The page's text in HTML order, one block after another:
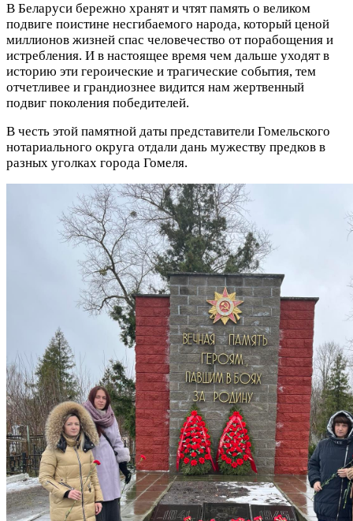
В Беларуси бережно хранят и чтят память о великом
подвиге поистине несгибаемого народа, который ценой
миллионов жизней спас человечество от порабощения и
истребления. И в настоящее время чем дальше уходят в
историю эти героические и трагические события, тем
отчетливее и грандиознее видится нам жертвенный
подвиг поколения победителей.
В честь этой памятной даты представители Гомельского
нотариального округа отдали дань мужеству предков в
разных уголках города Гомеля.